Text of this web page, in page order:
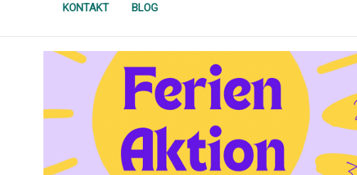
KONTAKT BLOG